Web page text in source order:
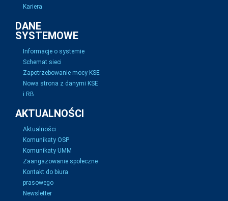
Kariera
DANE
SYSTEMOWE
Informacje o systemie
Schemat sieci
Zapotrzebowanie mocy KSE
Nowa strona z danymi KSE
i RB
AKTUALNOŚCI
Aktualności
Komunikaty OSP
Komunikaty UMM
Zaangażowanie społeczne
Kontakt do biura
prasowego
Newsletter